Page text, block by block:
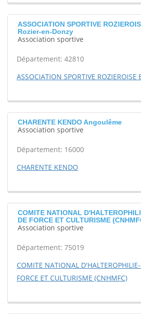
ASSOCIATION SPORTIVE
Rozier-en-Donzy
Association sportive
Département: 42810
ASSOCIATION SPORTIVE ROZIEROISE
CHARENTE KENDO Angoulême
Association sportive
Département: 16000
CHARENTE KENDO
COMITE NATIONAL
DE FORCE ET CULTURISME
Association sportive
Département: 75019
COMITE NATIONAL
FORCE ET CULTURISME (CNHMFC)